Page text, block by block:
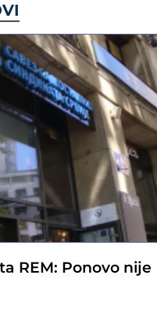
REM: Ponovo nije